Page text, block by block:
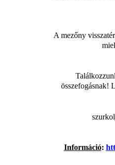
A mezőny
összefogásnak!
Információ: